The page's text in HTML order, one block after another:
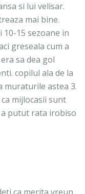
si lui velisar.
mai bine.
10-15 sezoane in
greseala cum a
sa dea gol
copilul ala de la
muraturile astea 3.
mijlocasii sunt
a putut rata irobiso